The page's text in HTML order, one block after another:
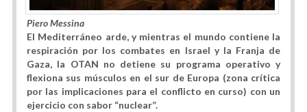
Piero Messina
El Mediterráneo arde, y mientras el mundo contiene la
respiración por los combates en Israel y la Franja de
Gaza, la OTAN no detiene su programa operativo y
flexiona sus músculos en el sur de Europa (zona crítica
por las implicaciones para el conflicto en curso) con un
ejercicio con sabor “nuclear”.